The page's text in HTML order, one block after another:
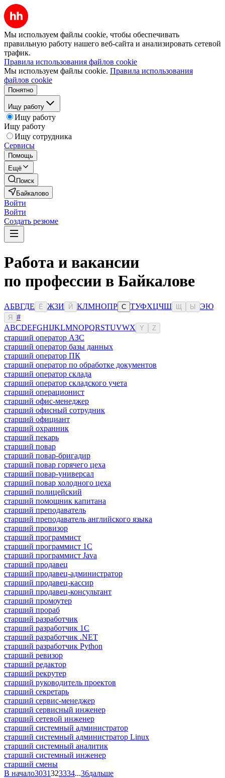
Мы используем файлы cookie, чтобы обеспечивать
правильную работу нашего веб-сайта и анализировать сетевой
трафик.
Правила использования файлов cookie
Мы используем файлы cookie. Правила использования
файлов cookie
Понятно
Ищу работу
Ищу работу
Ищу работу
Ищу сотрудника
Сервисы
Помощь
Ещё
Поиск
Байкалово
Войти
Войти
Создать резюме
Работа и вакансии
по профессии в Байкалове
АБВГДЕ Ё ЖЗИ Й КЛМНОПР С ТУФХЦЧШ Ы ЭЮ
Я
#
ABCDEFGHIJKLMNOPQRSTUVWX Y Z
старший оператор АЗС
старший оператор базы данных
старший оператор ПК
старший оператор по обработке документов
старший оператор склада
старший оператор складского учета
старший операционист
старший офис-менеджер
старший офисный сотрудник
старший официант
старший охранник
старший пекарь
старший повар
старший повар-бригадир
старший повар горячего цеха
старший повар-универсал
старший повар холодного цеха
старший полицейский
старший помощник капитана
старший преподаватель
старший преподаватель английского языка
старший провизор
старший программист
старший программист 1С
старший программист Java
старший продавец
старший продавец-администратор
старший продавец-кассир
старший продавец-консультант
старший промоутер
старший прораб
старший разработчик
старший разработчик 1С
старший разработчик .NET
старший разработчик Python
старший ревизор
старший редактор
старший рекрутер
старший руководитель проектов
старший секретарь
старший сервис-менеджер
старший сервисный инженер
старший сетевой инженер
старший системный администратор
старший системный администратор Linux
старший системный аналитик
старший системный инженер
старший смены
В начало3031323334...36дальше